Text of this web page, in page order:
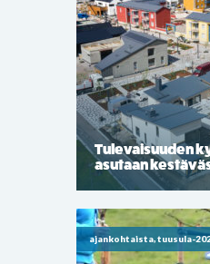
Tulevaisuuden
asutaan
ajankohtaista, tuusula-